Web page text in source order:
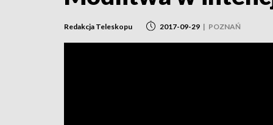
Redakcja Teleskopu 2017-09-29 | POZNAŃ